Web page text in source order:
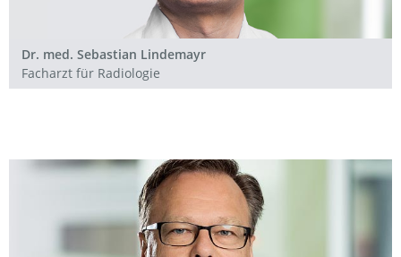
Dr. med. Sebastian Lindemayr
Facharzt für Radiologie